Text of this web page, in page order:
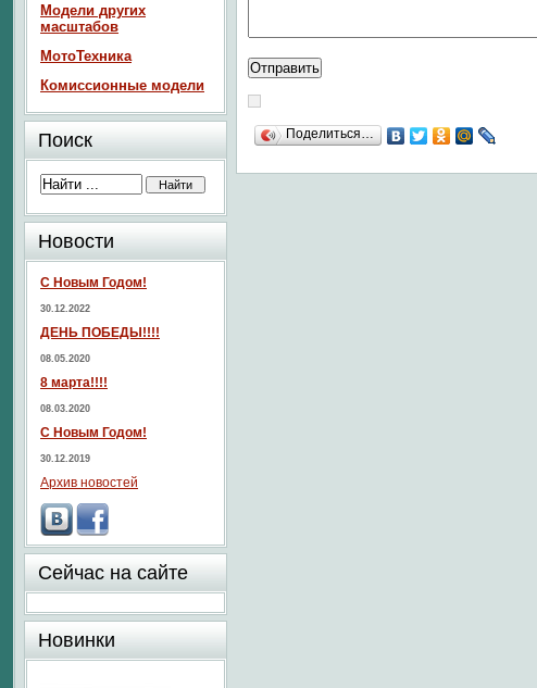
Поделиться…
Модели других
масштабов
МотоТехника
Комиссионные модели
Поиск
Новости
С Новым Годом!
30.12.2022
ДЕНЬ ПОБЕДЫ!!!!
08.05.2020
8 марта!!!!
08.03.2020
С Новым Годом!
30.12.2019
Архив новостей
Сейчас на сайте
Новинки